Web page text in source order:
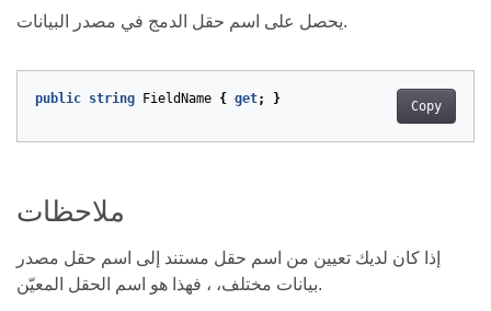
يحصل على اسم حقل الدمج في مصدر البيانات.
Copy
public string FieldName { get; }
ملاحظات
إذا كان لديك تعيين من اسم حقل مستند إلى اسم حقل مصدر
بيانات مختلف، ، فهذا هو اسم الحقل المعيّن.